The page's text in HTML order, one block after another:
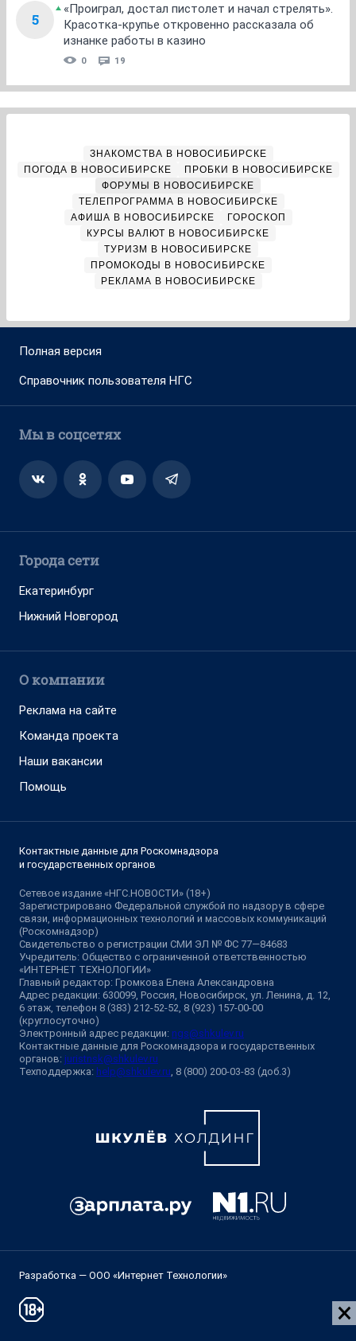
5
«Проиграл, достал пистолет и начал стрелять».
Красотка-крупье откровенно рассказала об
изнанке работы в казино
0 19
ЗНАКОМСТВА В НОВОСИБИРСКЕ
ПОГОДА В НОВОСИБИРСКЕ
ПРОБКИ В НОВОСИБИРСКЕ
ФОРУМЫ В НОВОСИБИРСКЕ
ТЕЛЕПРОГРАММА В НОВОСИБИРСКЕ
АФИША В НОВОСИБИРСКЕ
ГОРОСКОП
КУРСЫ ВАЛЮТ В НОВОСИБИРСКЕ
ТУРИЗМ В НОВОСИБИРСКЕ
ПРОМОКОДЫ В НОВОСИБИРСКЕ
РЕКЛАМА В НОВОСИБИРСКЕ
Полная версия
Справочник пользователя НГС
Мы в соцсетях
Города сети
Екатеринбург
Нижний Новгород
О компании
Реклама на сайте
Команда проекта
Наши вакансии
Помощь
Контактные данные для Роскомнадзора
и государственных органов
Сетевое издание «НГС.НОВОСТИ» (18+)
Зарегистрировано Федеральной службой по надзору в сфере
связи, информационных технологий и массовых коммуникаций
(Роскомнадзор)
Свидетельство о регистрации СМИ ЭЛ № ФС 77—84683
Учредитель: Общество с ограниченной ответственностью
«ИНТЕРНЕТ ТЕХНОЛОГИИ»
Главный редактор: Громкова Елена Александровна
Адрес редакции: 630099, Россия, Новосибирск, ул. Ленина, д. 12,
6 этаж, телефон 8 (383) 212-52-52, 8 (923) 157-00-00
(круглосуточно)
Электронный адрес редакции: ngs@shkulev.ru
Контактные данные для Роскомнадзора и государственных
органов: juristnsk@shkulev.ru
Техподдержка: help@shkulev.ru , 8 (800) 200-03-83 (доб.3)
Разработка — ООО «Интернет Технологии»